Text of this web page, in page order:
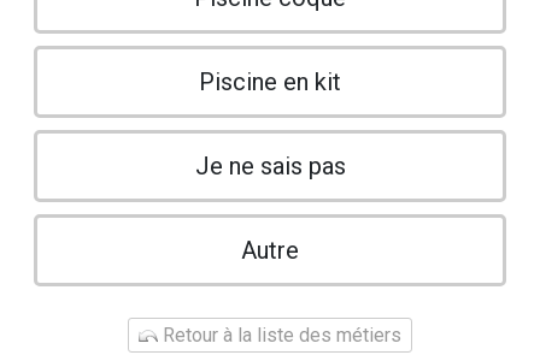
Piscine en kit
Je ne sais pas
Autre
Retour à la liste des métiers